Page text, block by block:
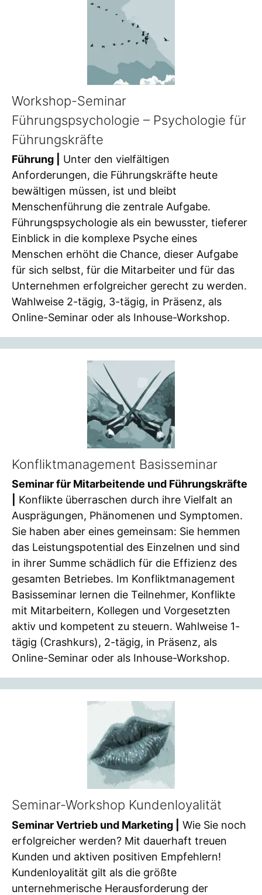
Workshop-Seminar
Führungspsychologie – Psychologie für
Führungskräfte
Führung |
Unter den vielfältigen
Anforderungen, die Führungskräfte heute
bewältigen müssen, ist und bleibt
Menschenführung die zentrale Aufgabe.
Führungspsychologie als ein bewusster, tieferer
Einblick in die komplexe Psyche eines
Menschen erhöht die Chance, dieser Aufgabe
für sich selbst, für die Mitarbeiter und für das
Unternehmen erfolgreicher gerecht zu werden.
Wahlweise 2-tägig, 3-tägig, in Präsenz, als
Online-Seminar oder als Inhouse-Workshop.
Konfliktmanagement Basisseminar
Seminar für Mitarbeitende und Führungskräfte
Konflikte überraschen durch ihre Vielfalt an
Ausprägungen, Phänomenen und Symptomen.
Sie haben aber eines gemeinsam: Sie hemmen
das Leistungspotential des Einzelnen und sind
in ihrer Summe schädlich für die Effizienz des
gesamten Betriebes. Im Konfliktmanagement
Basisseminar lernen die Teilnehmer, Konflikte
mit Mitarbeitern, Kollegen und Vorgesetzten
aktiv und kompetent zu steuern. Wahlweise 1-
tägig (Crashkurs), 2-tägig, in Präsenz, als
Online-Seminar oder als Inhouse-Workshop.
Seminar-Workshop Kundenloyalität
Seminar Vertrieb und Marketing |
Wie Sie noch
erfolgreicher werden? Mit dauerhaft treuen
Kunden und aktiven positiven Empfehlern!
Kundenloyalität gilt als die größte
unternehmerische Herausforderung der